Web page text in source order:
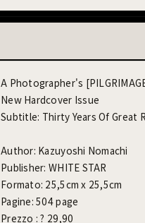
A Photographer's
New Hardcover Issue
Subtitle: Thirty Years Of Great
Author: Kazuyoshi Nomachi
Publisher: WHITE STAR
Formato: 25,5cm x 25,5cm
Pagine: 504 page
Prezzo : ? 29,90